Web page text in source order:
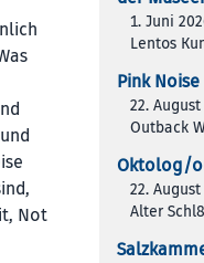
Not
1. Juni
Lentos
Pink
22. August
Outback
Oktolog/
22.
Alter